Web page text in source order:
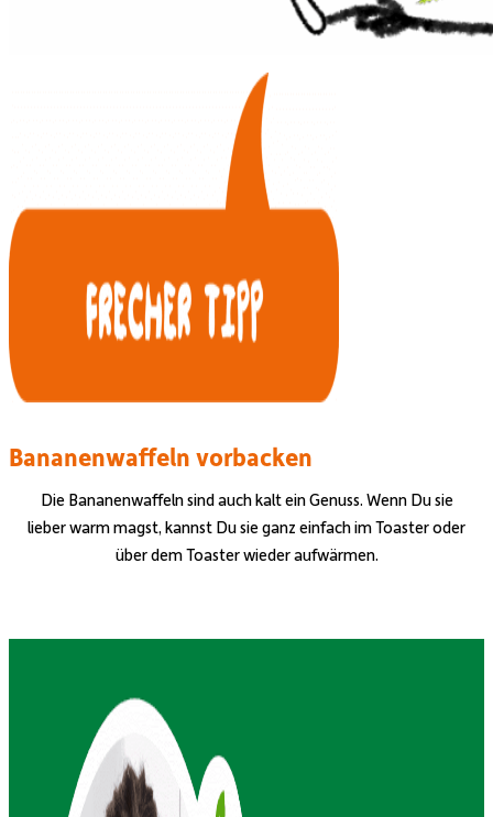
Bananenwaffeln vorbacken
Die Bananenwaffeln sind auch kalt ein Genuss. Wenn Du sie
lieber warm magst, kannst Du sie ganz einfach im Toaster oder
über dem Toaster wieder aufwärmen.